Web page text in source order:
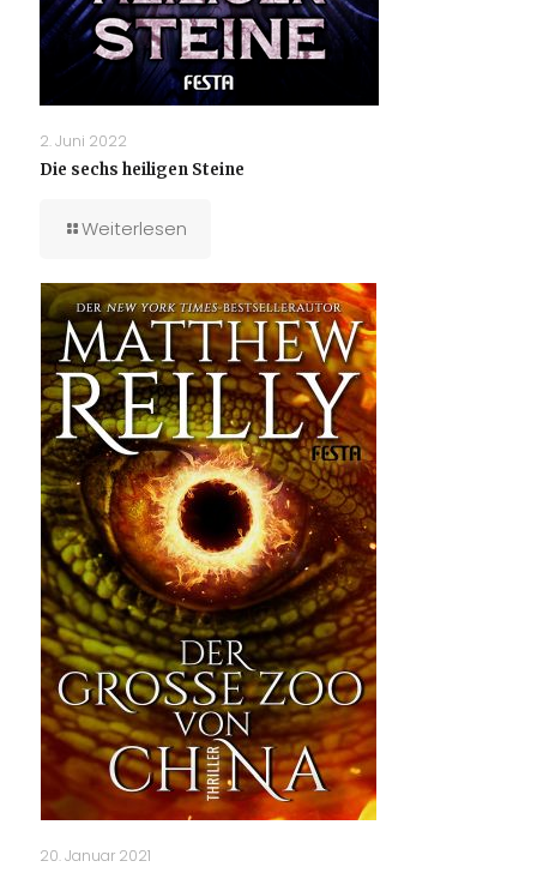
2. Juni 2022
Die sechs heiligen Steine
Weiterlesen
20. Januar 2021